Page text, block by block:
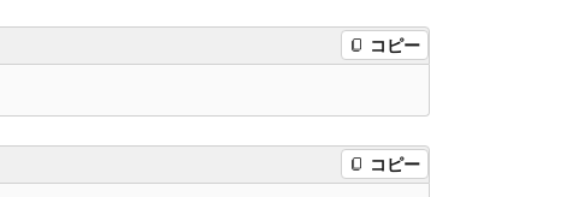
コピー
コピー